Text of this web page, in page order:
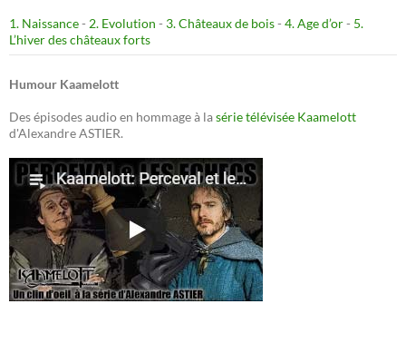
1. Naissance- 2. Evolution - 3. Châteaux de bois- 4. Age d’or- 5.
L’hiver des châteaux forts
Humour Kaamelott
Des épisodes audio en hommage à lasérie télévisée Kaamelott
d'Alexandre ASTIER.